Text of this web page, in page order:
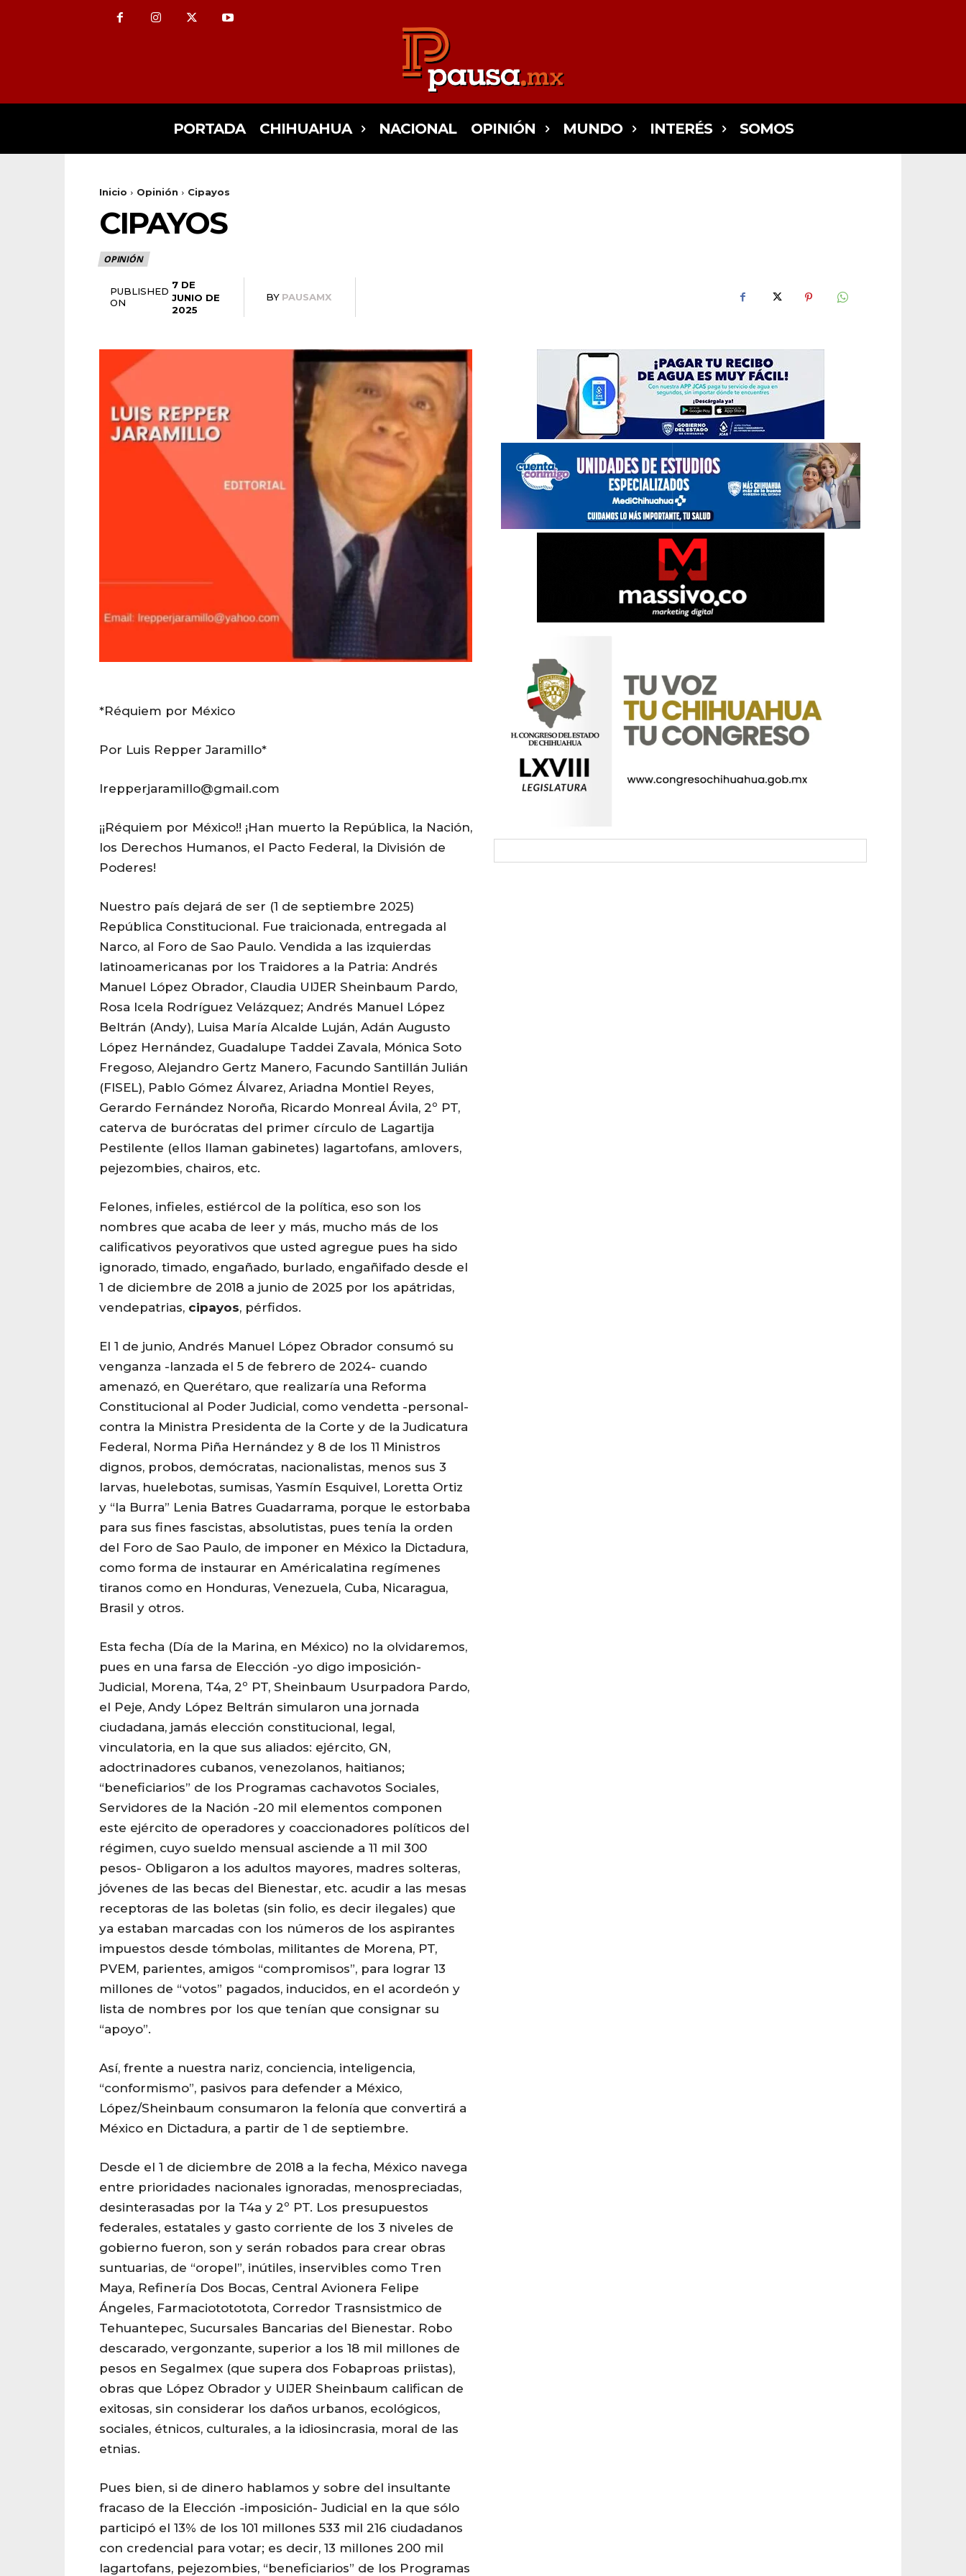
PORTADA CHIHUAHUA NACIONAL OPINIÓN MUNDO INTERÉS SOMOS
Inicio Opinión Cipayos
CIPAYOS
OPINIÓN
PUBLISHED
ON
7 DE
JUNIO DE
2025
BY PAUSAMX
*Réquiem por México
Por Luis Repper Jaramillo*
lrepperjaramillo@gmail.com
¡¡Réquiem por México!! ¡Han muerto la República, la Nación,
los Derechos Humanos, el Pacto Federal, la División de
Poderes!
Nuestro país dejará de ser (1 de septiembre 2025)
República Constitucional. Fue traicionada, entregada al
Narco, al Foro de Sao Paulo. Vendida a las izquierdas
latinoamericanas por los Traidores a la Patria: Andrés
Manuel López Obrador, Claudia UIJER Sheinbaum Pardo,
Rosa Icela Rodríguez Velázquez; Andrés Manuel López
Beltrán (Andy), Luisa María Alcalde Luján, Adán Augusto
López Hernández, Guadalupe Taddei Zavala, Mónica Soto
Fregoso, Alejandro Gertz Manero, Facundo Santillán Julián
(FISEL), Pablo Gómez Álvarez, Ariadna Montiel Reyes,
Gerardo Fernández Noroña, Ricardo Monreal Ávila, 2º PT,
caterva de burócratas del primer círculo de Lagartija
Pestilente (ellos llaman gabinetes) lagartofans, amlovers,
pejezombies, chairos, etc.
Felones, infieles, estiércol de la política, eso son los
nombres que acaba de leer y más, mucho más de los
calificativos peyorativos que usted agregue pues ha sido
ignorado, timado, engañado, burlado, engañifado desde el
1 de diciembre de 2018 a junio de 2025 por los apátridas,
vendepatrias, cipayos, pérfidos.
El 1 de junio, Andrés Manuel López Obrador consumó su
venganza -lanzada el 5 de febrero de 2024- cuando
amenazó, en Querétaro, que realizaría una Reforma
Constitucional al Poder Judicial, como vendetta -personal-
contra la Ministra Presidenta de la Corte y de la Judicatura
Federal, Norma Piña Hernández y 8 de los 11 Ministros
dignos, probos, demócratas, nacionalistas, menos sus 3
larvas, huelebotas, sumisas, Yasmín Esquivel, Loretta Ortiz
y “la Burra” Lenia Batres Guadarrama, porque le estorbaba
para sus fines fascistas, absolutistas, pues tenía la orden
del Foro de Sao Paulo, de imponer en México la Dictadura,
como forma de instaurar en Américalatina regímenes
tiranos como en Honduras, Venezuela, Cuba, Nicaragua,
Brasil y otros.
Esta fecha (Día de la Marina, en México) no la olvidaremos,
pues en una farsa de Elección -yo digo imposición-
Judicial, Morena, T4a, 2º PT, Sheinbaum Usurpadora Pardo,
el Peje, Andy López Beltrán simularon una jornada
ciudadana, jamás elección constitucional, legal,
vinculatoria, en la que sus aliados: ejército, GN,
adoctrinadores cubanos, venezolanos, haitianos;
“beneficiarios” de los Programas cachavotos Sociales,
Servidores de la Nación -20 mil elementos componen
este ejército de operadores y coaccionadores políticos del
régimen, cuyo sueldo mensual asciende a 11 mil 300
pesos- Obligaron a los adultos mayores, madres solteras,
jóvenes de las becas del Bienestar, etc. acudir a las mesas
receptoras de las boletas (sin folio, es decir ilegales) que
ya estaban marcadas con los números de los aspirantes
impuestos desde tómbolas, militantes de Morena, PT,
PVEM, parientes, amigos “compromisos”, para lograr 13
millones de “votos” pagados, inducidos, en el acordeón y
lista de nombres por los que tenían que consignar su
“apoyo”.
Así, frente a nuestra nariz, conciencia, inteligencia,
“conformismo”, pasivos para defender a México,
López/Sheinbaum consumaron la felonía que convertirá a
México en Dictadura, a partir de 1 de septiembre.
Desde el 1 de diciembre de 2018 a la fecha, México navega
entre prioridades nacionales ignoradas, menospreciadas,
desinterasadas por la T4a y 2º PT. Los presupuestos
federales, estatales y gasto corriente de los 3 niveles de
gobierno fueron, son y serán robados para crear obras
suntuarias, de “oropel”, inútiles, inservibles como Tren
Maya, Refinería Dos Bocas, Central Avionera Felipe
Ángeles, Farmaciotototota, Corredor Trasnsistmico de
Tehuantepec, Sucursales Bancarias del Bienestar. Robo
descarado, vergonzante, superior a los 18 mil millones de
pesos en Segalmex (que supera dos Fobaproas priistas),
obras que López Obrador y UIJER Sheinbaum califican de
exitosas, sin considerar los daños urbanos, ecológicos,
sociales, étnicos, culturales, a la idiosincrasia, moral de las
etnias.
Pues bien, si de dinero hablamos y sobre del insultante
fracaso de la Elección -imposición- Judicial en la que sólo
participó el 13% de los 101 millones 533 mil 216 ciudadanos
con credencial para votar; es decir, 13 millones 200 mil
lagartofans, pejezombies, “beneficiarios” de los Programas